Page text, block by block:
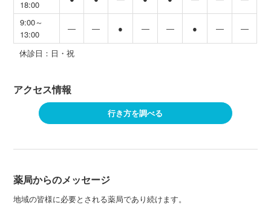
18:00
9:00～
13:00
― ― ● ― ― ● ― ―
休診日：日・祝
アクセス情報
行き方を調べる
薬局からのメッセージ
地域の皆様に必要とされる薬局であり続けます。